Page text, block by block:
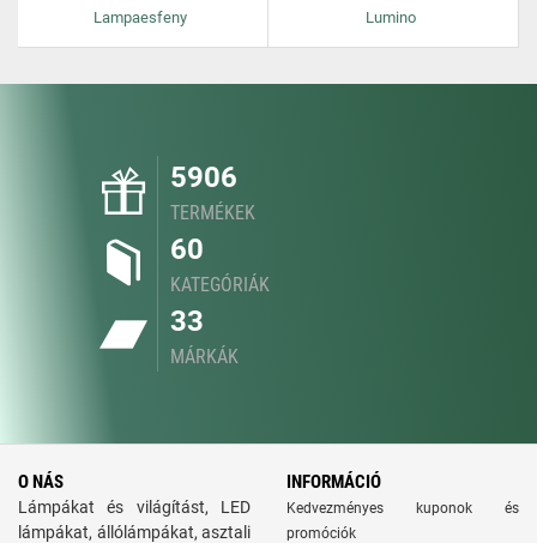
Lampaesfeny Lumino
5906
TERMÉKEK
60
KATEGÓRIÁK
33
MÁRKÁK
O NÁS
Lámpákat és világítást, LED
lámpákat, állólámpákat, asztali
INFORMÁCIÓ
Kedvezményes kuponok és
promóciók